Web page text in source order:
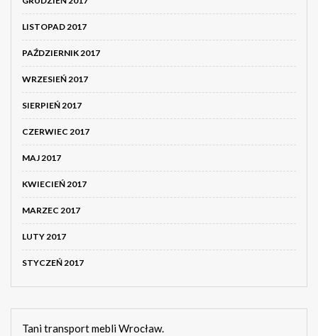
LISTOPAD 2017
PAŹDZIERNIK 2017
WRZESIEŃ 2017
SIERPIEŃ 2017
CZERWIEC 2017
MAJ 2017
KWIECIEŃ 2017
MARZEC 2017
LUTY 2017
STYCZEŃ 2017
Tani transport mebli Wrocław.